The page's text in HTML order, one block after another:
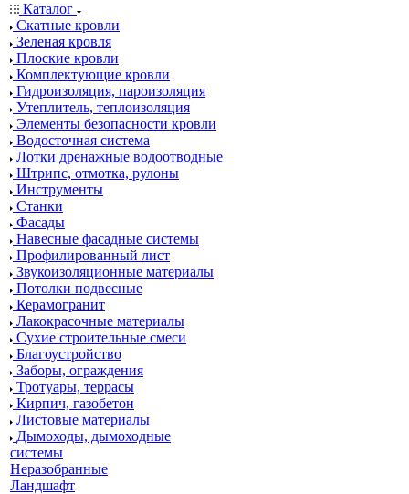
Каталог
Скатные кровли
Зеленая кровля
Плоские кровли
Комплектующие кровли
Гидроизоляция, пароизоляция
Утеплитель, теплоизоляция
Элементы безопасности кровли
Водосточная система
Лотки дренажные водоотводные
Штрипс, отмотка, рулоны
Инструменты
Станки
Фасады
Навесные фасадные системы
Профилированный лист
Звукоизоляционные материалы
Потолки подвесные
Керамогранит
Лакокрасочные материалы
Сухие строительные смеси
Благоустройство
Заборы, ограждения
Тротуары, террасы
Кирпич, газобетон
Листовые материалы
Дымоходы, дымоходные
системы
Неразобранные
Ландшафт